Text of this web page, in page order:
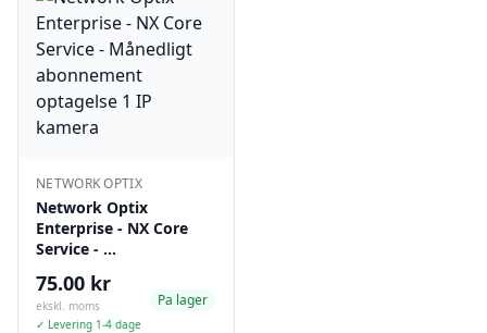
NETWORK OPTIX
Network Optix
Enterprise - NX Core
Service - …
75.00 kr
ekskl. moms
✓ Levering 1-4 dage
Pa lager